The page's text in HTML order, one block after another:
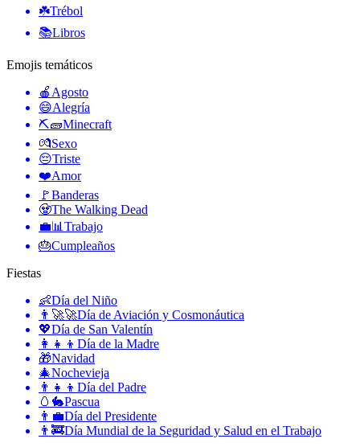
☘️Trébol
📚Libros
Emojis temáticos
🍎 Agosto
😄Alegría
⛏🧱Minecraft
💏Sexo
😔Triste
❤️Amor
🚩Banderas
🧟The Walking Dead
💼📊 Trabajo
🎂Cumpleaños
Fiestas
👶Día del Niño
👨‍🚀🚀Día de Aviación y Cosmonáutica
💖Día de San Valentín
👩‍👧‍👦 Día de la Madre
🎁Navidad
🎄Nochevieja
👨‍👧‍👦 Día del Padre
🥚🐇Pascua
👨‍💼Día del Presidente
👨‍🚒Día Mundial de la Seguridad y Salud en el Trabajo